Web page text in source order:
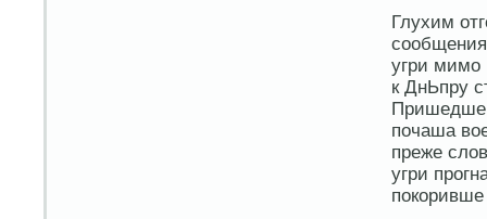
Глухим
угри мимо
к ДнЬпру
Пришедше
почаша
преже
угри